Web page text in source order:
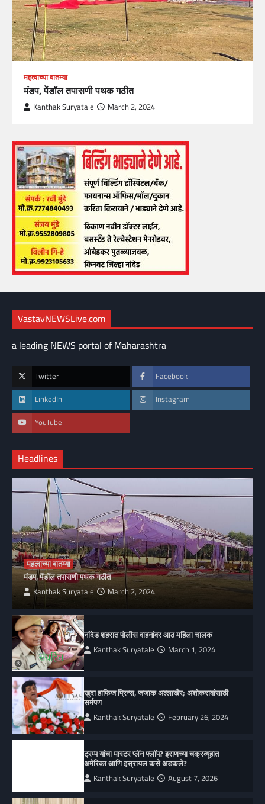
महत्वाच्या बातम्या
मंडप, पेंडॉल तपासणी पथक गठीत
Kanthak Suryatale March 2, 2024
VastavNEWSLive.com
a leading NEWS portal of Maharashtra
Twitter Facebook
LinkedIn Instagram
YouTube
Headlines
महत्वाच्या बातम्या
मंडप, पेंडॉल तपासणी पथक गठीत
Kanthak Suryatale March 2, 2024
नांदेड शहरात पोलीस वाहनांवर आठ महिला चालक
Kanthak Suryatale March 1, 2024
खुदा हाफिज प्रिन्स, जजाक अल्लाखैर; अशोकरावांसाठी
सर्मपण
Kanthak Suryatale February 26, 2024
ट्रम्प यांचा मास्टर प्लॅन फ्लॉप? इराणच्या चक्रव्यूहात
अमेरिका आणि इस्रायल कसे अडकले?
Kanthak Suryatale August 7, 2026